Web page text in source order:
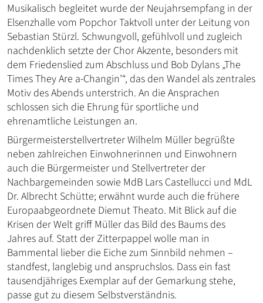
Musikalisch begleitet wurde der Neujahrsempfang in der
Elsenzhalle vom Popchor Taktvoll unter der Leitung von
Sebastian Stürzl. Schwungvoll, gefühlvoll und zugleich
nachdenklich setzte der Chor Akzente, besonders mit
dem Friedenslied zum Abschluss und Bob Dylans „The
Times They Are a-Changin’“, das den Wandel als zentrales
Motiv des Abends unterstrich. An die Ansprachen
schlossen sich die Ehrung für sportliche und
ehrenamtliche Leistungen an.
Bürgermeisterstellvertreter Wilhelm Müller begrüßte
neben zahlreichen Einwohnerinnen und Einwohnern
auch die Bürgermeister und Stellvertreter der
Nachbargemeinden sowie MdB Lars Castellucci und MdL
Dr. Albrecht Schütte; erwähnt wurde auch die frühere
Europaabgeordnete Diemut Theato. Mit Blick auf die
Krisen der Welt griff Müller das Bild des Baums des
Jahres auf. Statt der Zitterpappel wolle man in
Bammental lieber die Eiche zum Sinnbild nehmen –
standfest, langlebig und anspruchslos. Dass ein fast
tausendjähriges Exemplar auf der Gemarkung stehe,
passe gut zu diesem Selbstverständnis.